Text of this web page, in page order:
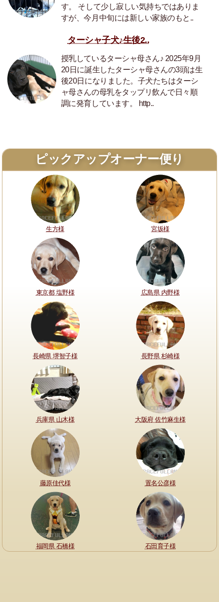
す。 そして少し寂しい気持ちではありま
すが、今月中旬には新しい家族のもと..
ターシャ子犬♪生後2..
授乳しているターシャ母さん♪ 2025年9月
20日に誕生したターシャ母さんの3頭は生
後20日になりました。子犬たちはターシ
ャ母さんの母乳をタップリ飲んで日々順
調に発育しています。 http..
ピックアップオーナー便り
生方様 宮坂様
東京都 塩野様 広島県 内野様
長崎県 堺智子様 長野県 杉崎様
兵庫県 山木様 大阪府 佐竹麻生様
藤原佳代様 置名公彦様
福岡県 石橋様 石田育子様